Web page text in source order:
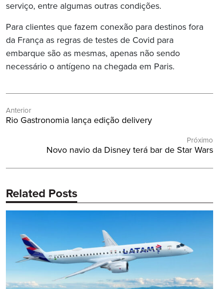
serviço, entre algumas outras condições.
Para clientes que fazem conexão para destinos fora
da França as regras de testes de Covid para
embarque são as mesmas, apenas não sendo
necessário o antígeno na chegada em Paris.
de
Anterior
Post
Rio Gastronomia lança edição delivery
Próximo
Próximo
Novo navio da Disney terá bar de Star Wars
Related Posts